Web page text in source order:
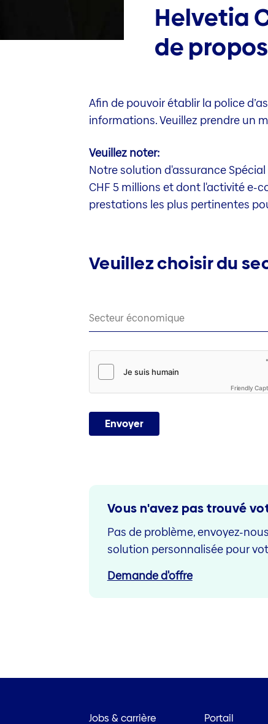
Helvetia
de
Afin de pouvoir établir la police
informations. Veuillez prendre un
Veuillez noter:
Notre solution d'assurance
CHF 5 millions et dont l'activité e-
prestations les plus pertinentes
Veuillez choisir du
Secteur économique
Friendly
Envoyer
Vous n'avez pas trouvé
Pas de problème, envoyez-
solution personnalisée pour
Demande d'offre
Jobs & carrière Portail